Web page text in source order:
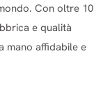
Con oltre 10
e qualità
mano affidabile e